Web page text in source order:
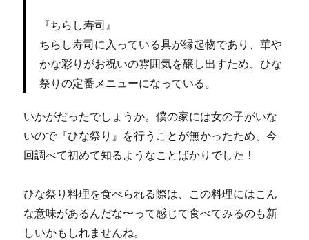
『ちらし寿司』
ちらし寿司に入っている具が縁起物であり、華や
かな彩りがお祝いの雰囲気を醸し出すため、ひな
祭りの定番メニューになっている。
いかがだったでしょうか。僕の家には女の子がいな
いので『ひな祭り』を行うことが無かったため、今
回調べて初めて知るようなことばかりでした！
ひな祭り料理を食べられる際は、この料理にはこん
な意味があるんだな〜って感じて食べてみるのも新
しいかもしれませんね。